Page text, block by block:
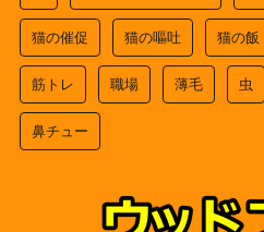
猫の催促 猫の嘔吐 猫の飯
筋トレ 職場 薄毛 虫
鼻チュー